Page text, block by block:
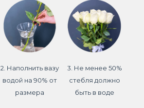
2. Наполнить вазу
водой на 90% от
размера
3. Не менее 50%
стебля должно
быть в воде